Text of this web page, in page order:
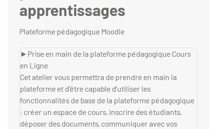
apprentissages
Plateforme pédagogique Moodle
►Prise en main de la plateforme pédagogique Cours
en Ligne
Cet atelier vous permettra de prendre en main la
plateforme et d’être capable d’utiliser les
fonctionnalités de base de la plateforme pédagogique
: créer un espace de cours, inscrire des étudiants,
déposer des documents, communiquer avec vos